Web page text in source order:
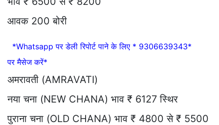
आवक 200 बोरी
*Whatsapp पर डेली रिपोर्ट पाने के लिए * 9306639343*
पर मैसेज करें*
अमरावती (AMRAVATI)
नया चना (NEW CHANA) भाव ₹ 6127 स्थिर
पुराना चना (OLD CHANA) भाव ₹ 4800 से ₹ 5500